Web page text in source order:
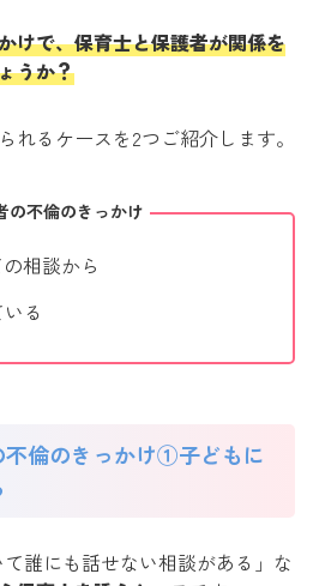
けで、保育士と保護者が関係を
うか？
れるケースを2つご紹介します。
の不倫のきっかけ
相談から
る
倫のきっかけ①子どもに
誰にも話せない相談がある」な